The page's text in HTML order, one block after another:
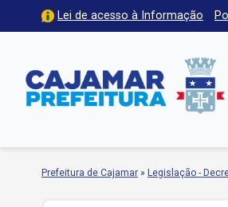
Lei de acesso à Informação
Prefeitura de Cajamar » Legislação -